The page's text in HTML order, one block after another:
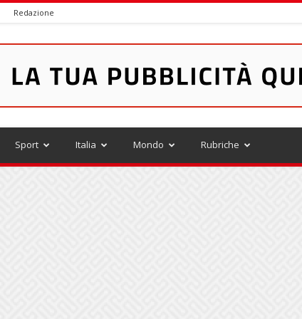
Redazione
Sport Italia Mondo Rubriche